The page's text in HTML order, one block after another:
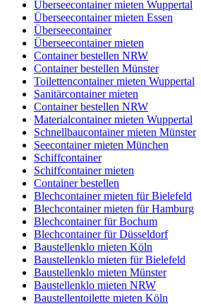
Überseecontainer mieten Wuppertal
Überseecontainer mieten Essen
Überseecontainer
Überseecontainer mieten
Container bestellen NRW
Container bestellen Münster
Toilettencontainer mieten Wuppertal
Sanitärcontainer mieten
Container bestellen NRW
Materialcontainer mieten Wuppertal
Schnellbaucontainer mieten Münster
Seecontainer mieten München
Schiffcontainer
Schiffcontainer mieten
Container bestellen
Blechcontainer mieten für Bielefeld
Blechcontainer mieten für Hamburg
Blechcontainer für Bochum
Blechcontainer für Düsseldorf
Baustellenklo mieten Köln
Baustellenklo mieten für Bielefeld
Baustellenklo mieten Münster
Baustellenklo mieten NRW
Baustellentoilette mieten Köln